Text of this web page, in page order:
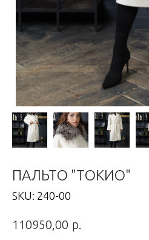
ПАЛЬТО "ТОКИО"
SKU: 240-00
110950,00 р.